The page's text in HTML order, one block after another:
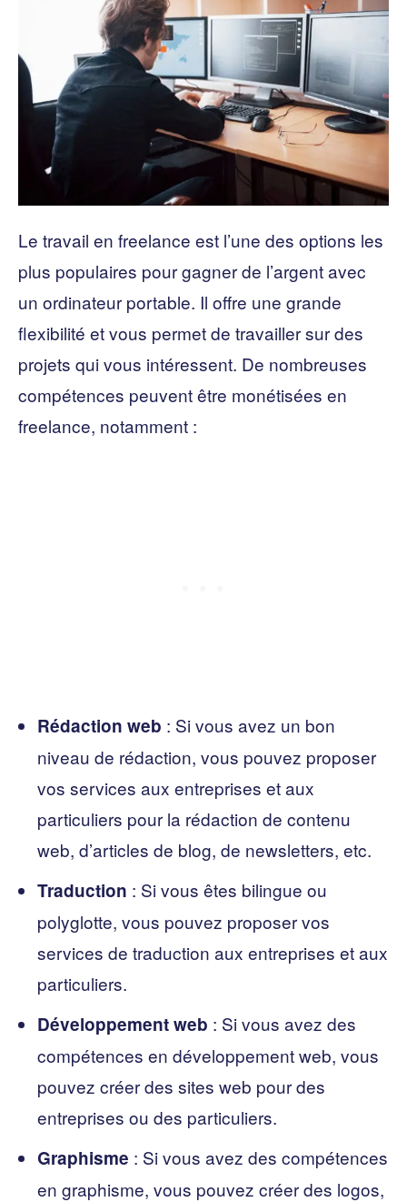
Le travail en freelance est l’une des options les
plus populaires pour gagner de l’argent avec
un ordinateur portable. Il offre une grande
flexibilité et vous permet de travailler sur des
projets qui vous intéressent. De nombreuses
compétences peuvent être monétisées en
freelance, notamment :
Rédaction web : Si vous avez un bon
niveau de rédaction, vous pouvez proposer
vos services aux entreprises et aux
particuliers pour la rédaction de contenu
web, d’articles de blog, de newsletters, etc.
Traduction : Si vous êtes bilingue ou
polyglotte, vous pouvez proposer vos
services de traduction aux entreprises et aux
particuliers.
Développement web : Si vous avez des
compétences en développement web, vous
pouvez créer des sites web pour des
entreprises ou des particuliers.
Graphisme : Si vous avez des compétences
en graphisme, vous pouvez créer des logos,